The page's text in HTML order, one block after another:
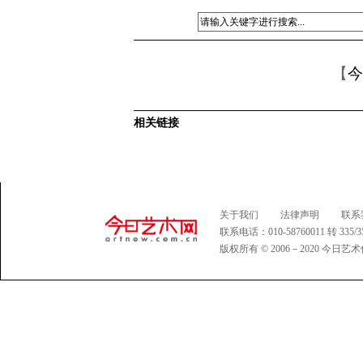
【
相关链接
关于我们 法律声明
联系
联系电话：010-58760011 转
版权所有 © 2006－2020 今日艺